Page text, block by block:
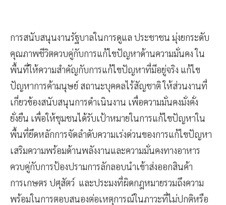
การสนับสนุนงานรัฐบาลในการดูแล ประชาชน มุ่งยกระดับ
คุณภาพชีวิตควบคู่กับการแก้ไขปัญหาด้านความมั่นคง​ ใน
พื้นที่ให้ความสำคัญกับการแก้ไขปัญหาที่มีอยู่จริง แก้ไข
ปัญหาการค้า​มนุษย์​ สถานะบุคคลไร้สัญชาติ ให้ส่วนงานที่
เกี่ยวข้องสนับสนุนการดำเนินงาน เพื่อความมั่นคงมั่งคั่ง
ยั่งยืน​ เพื่อให้ชุมชนได้รับเป้าหมายในการแก้ไขปัญหาใน
พื้นที่ยึดหลักการจัดลำดับความเร่งด่วนของการแก้ไขปัญหา​
เสริมความพร้อมด้านพลังงานและความมั่นคงทางอาหาร​
ควบคู่กับการป้องปรามการลักลอบนำเข้าส่งออกสินค้า
การเกษตร​ ปศุสัตว์ และประมงที่ผิดกฎหมายรวมถึงความ
พร้อมในการตอบสนองต่อเหตุการณ์ในภาวะที่ไม่ปกติหรือ